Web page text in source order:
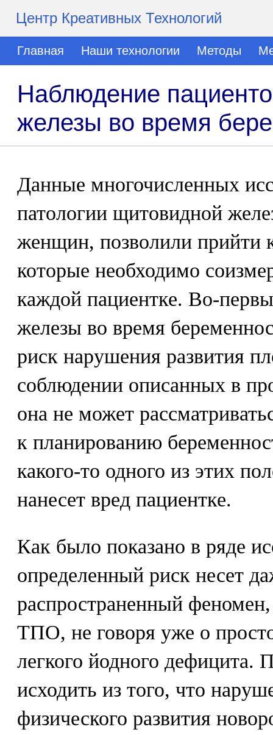
Центр Креативных Технологий
Главная Наши технологии Методы
Наблюдение
железы во время
Данные многочисленных
патологии щитовидной
женщин, позволили прийти
которые необходимо
каждой пациентке. Во-
железы во время
риск нарушения развития
соблюдении описанных в
она не может
к планированию
какого-то одного из этих
нанесет вред пациентке.
Как было показано в ряде
определенный риск несет
распространенный
ТПО, не говоря уже о
легкого йодного дефицита.
исходить из того, что
физического развития